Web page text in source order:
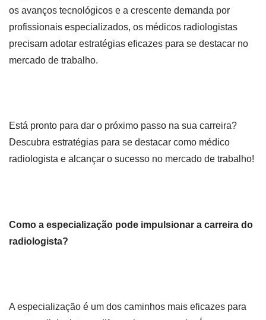
os avanços tecnológicos e a crescente demanda por
profissionais especializados, os médicos radiologistas
precisam adotar estratégias eficazes para se destacar no
mercado de trabalho.
Está pronto para dar o próximo passo na sua carreira?
Descubra estratégias para se destacar como médico
radiologista e alcançar o sucesso no mercado de trabalho!
Como a especialização pode impulsionar a carreira do
radiologista?
A especialização é um dos caminhos mais eficazes para